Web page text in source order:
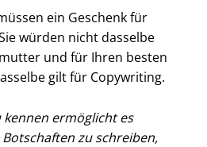
ein Geschenk für
würden nicht dasselbe
und für Ihren besten
gilt für Copywriting.
ermöglicht es
zu schreiben,